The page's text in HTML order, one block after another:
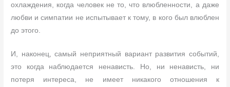
охлаждения, когда человек не то, что влюбленности, а даже
любви и симпатии не испытывает к тому, в кого был влюблен
до этого.
И, наконец, самый неприятный вариант развития событий,
это когда наблюдается ненависть. Но, ни ненависть, ни
потеря интереса, не имеет никакого отношения к